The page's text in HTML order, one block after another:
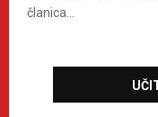
članica...